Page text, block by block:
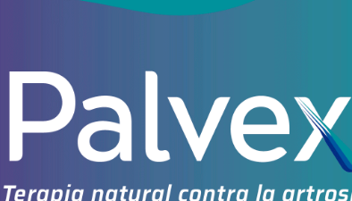
. Es producido porBiosintexy cuenta con 1 presentación
Otros productos con
hierro,sacarato
Otros productos de
Biosintex